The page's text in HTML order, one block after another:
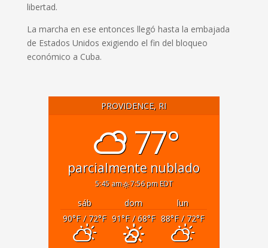
libertad.
La marcha en ese entonces llegó hasta la embajada
de Estados Unidos exigiendo el fin del bloqueo
económico a Cuba.
PROVIDENCE, RI
77°
parcialmente nublado
5:45 am 7:56 pm EDT
sáb dom
lun
90°F/ 72°F 91°F/ 68°F 88°F/ 72°F